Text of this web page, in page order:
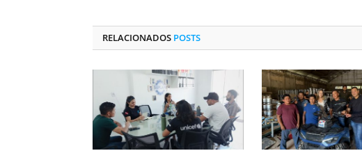
RELACIONADOS POSTS